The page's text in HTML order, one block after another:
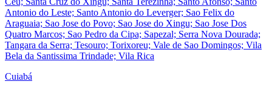
Antonio do Leste; Santo Antonio do Leverger; Sao Felix do
Araguaia; Sao Jose do Povo; Sao Jose do Xingu; Sao Jose Dos
Quatro Marcos; Sao Pedro da Cipa; Sapezal; Serra Nova Dourada;
Tangara da Serra; Tesouro; Torixoreu; Vale de Sao Domingos; Vila
Bela da Santissima Trindade; Vila Rica
Cuiabá